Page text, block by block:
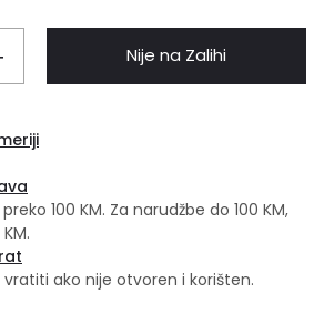
Nije na Zalihi
100 KM. Za narudžbe do 100 KM,
ako nije otvoren i korišten.